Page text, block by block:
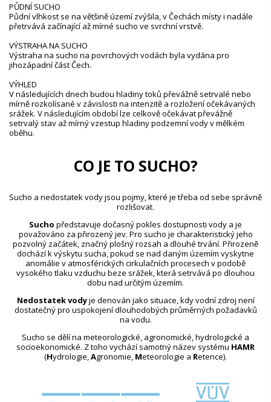
PŮDNÍ SUCHO
Půdní vlhkost se na většině území zvýšila, v Čechách místy i nadále
přetrvává začínající až mírné sucho ve svrchní vrstvě.
VÝSTRAHA NA SUCHO
Výstraha na sucho na povrchových vodách byla vydána pro
jihozápadní část Čech.
VÝHLED
V následujících dnech budou hladiny toků převážně setrvalé nebo
mírně rozkolísané v závislosti na intenzitě a rozložení očekávaných
srážek. V následujícím období lze celkově očekávat převážně
setrvalý stav až mírný vzestup hladiny podzemní vody v mělkém
oběhu.
CO JE TO SUCHO?
Sucho a nedostatek vody jsou pojmy, které je třeba od sebe správně
rozlišovat.
Sucho představuje dočasný pokles dostupnosti vody a je
považováno za přirozený jev. Pro sucho je charakteristický jeho
pozvolný začátek, značný plošný rozsah a dlouhé trvání. Přirozeně
dochází k výskytu sucha, pokud se nad daným územím vyskytne
anomálie v atmosférických cirkulačních procesech v podobě
vysokého tlaku vzduchu beze srážek, která setrvává po dlouhou
dobu nad určitým územím.
Nedostatek vodyje definován jako situace, kdy vodní zdroj není
dostatečný pro uspokojení dlouhodobých průměrných požadavků
na vodu.
Sucho se dělí na meteorologické, agronomické, hydrologické a
socioekonomické. Z toho vychází samotný název systému HAMR
(Hydrologie,Agronomie, Meteorologie a Retence).